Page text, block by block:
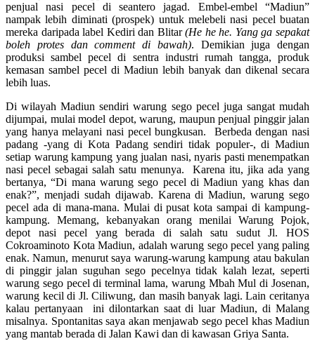
penjual nasi pecel di seantero jagad. Embel-embel “Madiun”
nampak lebih diminati (prospek) untuk melebeli nasi pecel buatan
mereka daripada label Kediri dan Blitar(He he he. Yang ga sepakat
boleh protes dan comment di bawah). Demikian juga dengan
produksi sambel pecel di sentra industri rumah tangga, produk
kemasan sambel pecel di Madiun lebih banyak dan dikenal secara
lebih luas.
Di wilayah Madiun sendiri warung sego pecel juga sangat mudah
dijumpai, mulai model depot, warung, maupun penjual pinggir jalan
yang hanya melayani nasi pecel bungkusan. Berbeda dengan nasi
padang -yang di Kota Padang sendiri tidak populer-, di Madiun
setiap warung kampung yang jualan nasi, nyaris pasti menempatkan
nasi pecel sebagai salah satu menunya. Karena itu, jika ada yang
bertanya, “Di mana warung sego pecel di Madiun yang khas dan
enak?”, menjadi sudah dijawab. Karena di Madiun, warung sego
pecel ada di mana-mana. Mulai di pusat kota sampai di kampung-
kampung. Memang, kebanyakan orang menilai Warung Pojok,
depot nasi pecel yang berada di salah satu sudut Jl. HOS
Cokroaminoto Kota Madiun, adalah warung sego pecel yang paling
enak. Namun, menurut saya warung-warung kampung atau bakulan
di pinggir jalan suguhan sego pecelnya tidak kalah lezat, seperti
warung sego pecel di terminal lama, warung Mbah Mul di Josenan,
warung kecil di Jl. Ciliwung, dan masih banyak lagi. Lain ceritanya
kalau pertanyaan ini dilontarkan saat di luar Madiun, di Malang
misalnya. Spontanitas saya akan menjawab sego pecel khas Madiun
yang mantab berada di Jalan Kawi dan di kawasan Griya Santa.